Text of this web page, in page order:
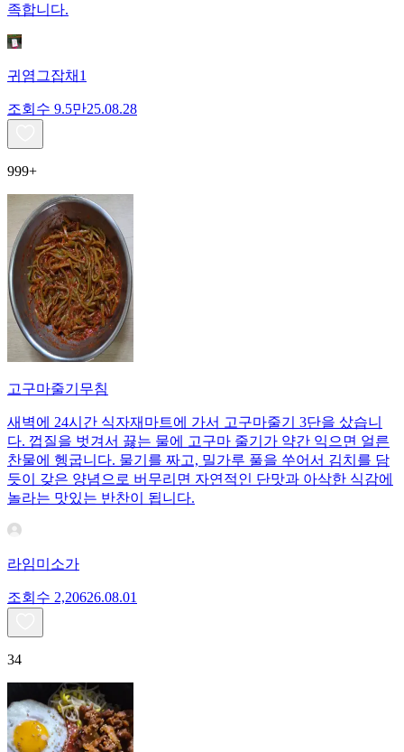
족합니다.
귀염그잡채1
조회수 9.5만25.08.28
999+
고구마줄기무침
새벽에 24시간 식자재마트에 가서 고구마줄기 3단을 샀습니
다. 껍질을 벗겨서 끓는 물에 고구마 줄기가 약간 익으면 얼른
찬물에 헹굽니다. 물기를 짜고, 밀가루 풀을 쑤어서 김치를 담
듯이 갖은 양념으로 버무리면 자연적인 단맛과 아삭한 식감에
놀라는 맛있는 반찬이 됩니다.
라임미소가
조회수 2,20626.08.01
34